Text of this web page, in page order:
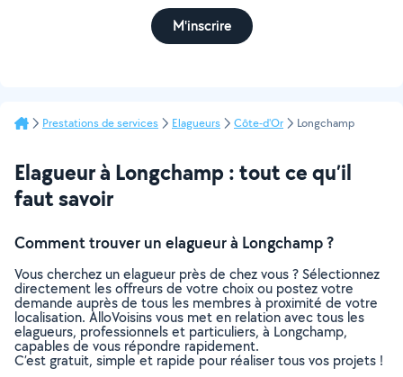
M'inscrire
Prestations de services Elagueurs Côte-d'Or Longchamp
Elagueur à Longchamp : tout ce qu’il
faut savoir
Comment trouver un elagueur à Longchamp ?
Vous cherchez un elagueur près de chez vous ? Sélectionnez
directement les offreurs de votre choix ou postez votre
demande auprès de tous les membres à proximité de votre
localisation. AlloVoisins vous met en relation avec tous les
elagueurs, professionnels et particuliers, à Longchamp,
capables de vous répondre rapidement.
C’est gratuit, simple et rapide pour réaliser tous vos projets !